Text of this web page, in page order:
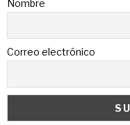
Nombre
Correo electrónico